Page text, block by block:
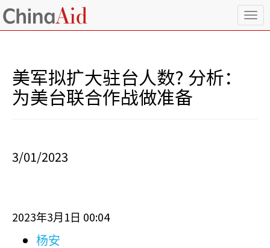
T
o
美军拟扩大驻台人数? 分析：
为美台联合作战做准备
3/01/2023
2023年3月 1 日 00:04
杨安